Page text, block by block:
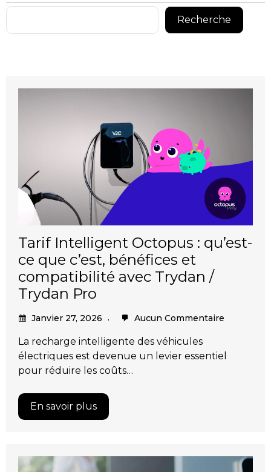
Rechercher
Recherche
Tarif Intelligent Octopus : qu’est-
ce que c’est, bénéfices et
compatibilité avec Trydan /
Trydan Pro
Janvier 27, 2026 Aucun Commentaire
La recharge intelligente des véhicules
électriques est devenue un levier essentiel
pour réduire les coûts…
En savoir plus